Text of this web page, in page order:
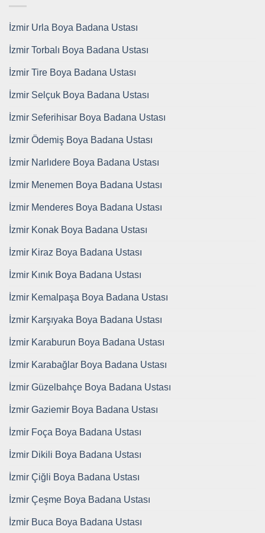
İzmir Urla Boya Badana Ustası
İzmir Torbalı Boya Badana Ustası
İzmir Tire Boya Badana Ustası
İzmir Selçuk Boya Badana Ustası
İzmir Seferihisar Boya Badana Ustası
İzmir Ödemiş Boya Badana Ustası
İzmir Narlıdere Boya Badana Ustası
İzmir Menemen Boya Badana Ustası
İzmir Menderes Boya Badana Ustası
İzmir Konak Boya Badana Ustası
İzmir Kiraz Boya Badana Ustası
İzmir Kınık Boya Badana Ustası
İzmir Kemalpaşa Boya Badana Ustası
İzmir Karşıyaka Boya Badana Ustası
İzmir Karaburun Boya Badana Ustası
İzmir Karabağlar Boya Badana Ustası
İzmir Güzelbahçe Boya Badana Ustası
İzmir Gaziemir Boya Badana Ustası
İzmir Foça Boya Badana Ustası
İzmir Dikili Boya Badana Ustası
İzmir Çiğli Boya Badana Ustası
İzmir Çeşme Boya Badana Ustası
İzmir Buca Boya Badana Ustası